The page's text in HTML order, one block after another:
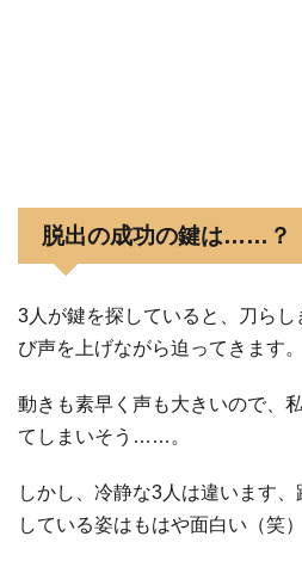
脱出の成功の鍵は……？
3人が鍵を探していると、刀ら
び声を上げながら迫ってきます。
動きも素早く声も大きいので、
てしまいそう……。
しかし、冷静な3人は違います
している姿はもはや面白い（笑）